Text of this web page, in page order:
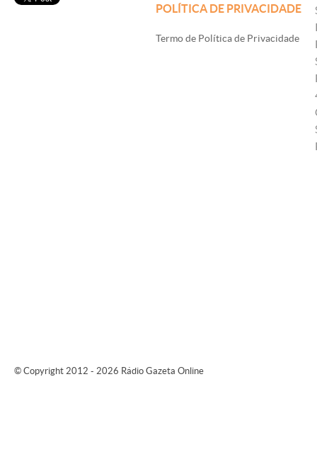
POLÍTICA DE PRIVACIDADE
Termo de Política de Privacidade
© Copyright 2012 - 2026 Rádio Gazeta Online